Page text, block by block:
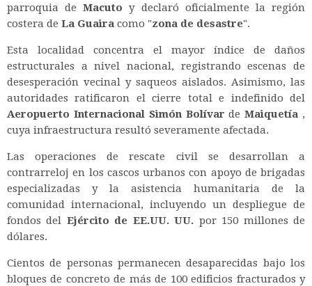
parroquia deMacuto y declaró oficialmente la región
costera de La Guaira como "zona de desastre".
Esta localidad concentra el mayor índice de daños
estructurales a nivel nacional, registrando escenas de
desesperación vecinal y saqueos aislados. Asimismo, las
autoridades ratificaron el cierre total e indefinido del
Aeropuerto Internacional Simón Bolívar deMaiquetía ,
cuya infraestructura resultó severamente afectada.
Las operaciones de rescate civil se desarrollan a
contrarreloj en los cascos urbanos con apoyo de brigadas
especializadas y la asistencia humanitaria de la
comunidad internacional, incluyendo un despliegue de
fondos del Ejército de EE.UU. UU. por 150 millones de
dólares.
Cientos de personas permanecen desaparecidas bajo los
bloques de concreto de más de 100 edificios fracturados y